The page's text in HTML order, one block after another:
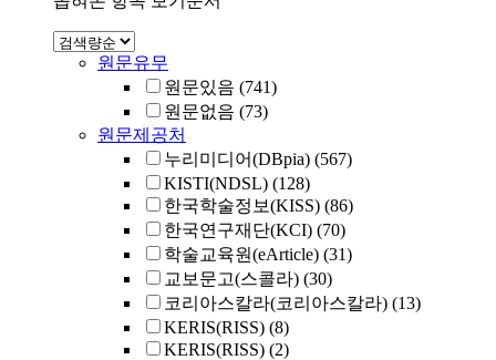
원문유무
원문있음 (741)
원문없음 (73)
원문제공처
누리미디어(DBpia) (567)
KISTI(NDSL) (128)
한국학술정보(KISS) (86)
한국연구재단(KCI) (70)
학술교육원(eArticle) (31)
교보문고(스콜라) (30)
코리아스칼라(코리아스칼라) (13)
KERIS(RISS) (8)
KERIS(RISS) (2)